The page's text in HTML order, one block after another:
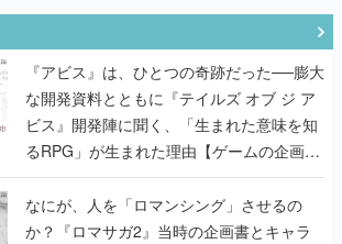
『アビス』は、ひとつの奇跡だった──膨大
な開発資料とともに『テイルズ オブ ジ ア
ビス』開発陣に聞く、「生まれた意味を知
るRPG」が生まれた理由【ゲームの企画
書】
なにが、人を「ロマンシング」させるの
か？『ロマサガ2』当時の企画書とキャラ